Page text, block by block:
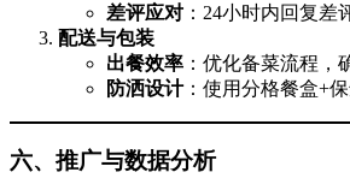
差评应对 ：24小时内回复差
配送与包装
出餐效率 ：优化备菜流程，
防洒设计：使用分格餐盒+
六、推广与数据分析